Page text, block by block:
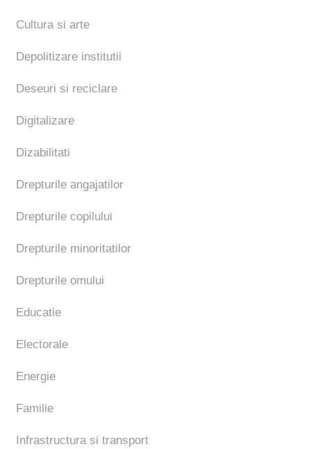
Cultura si arte
Depolitizare institutii
Deseuri si reciclare
Digitalizare
Dizabilitati
Drepturile angajatilor
Drepturile copilului
Drepturile minoritatilor
Drepturile omului
Educatie
Electorale
Energie
Familie
Infrastructura si transport